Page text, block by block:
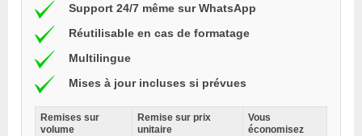
Support 24/7 même sur WhatsApp
Réutilisable en cas de formatage
Multilingue
Mises à jour incluses si prévues
Remises sur
volume
Remise sur prix
unitaire
Vous
économisez